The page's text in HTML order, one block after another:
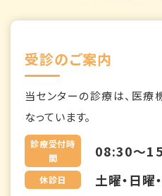
受診のご案内
当センターの診療は、医療
なっています。
診療受付時
間
08:30～
休診日 土曜・日曜